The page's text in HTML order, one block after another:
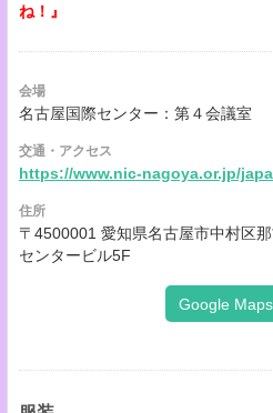
ね！』
会場
名古屋国際センター：第４会議室
交通・アクセス
https://www.nic-nagoya.or.jp/
住所
〒4500001 愛知県名古屋市中村区
センタービル5F
Google